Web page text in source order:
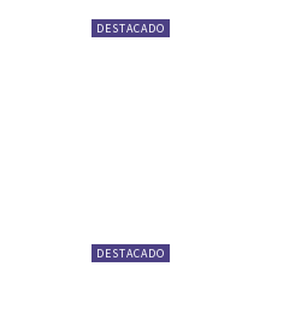
DESTACADO
DESTACADO